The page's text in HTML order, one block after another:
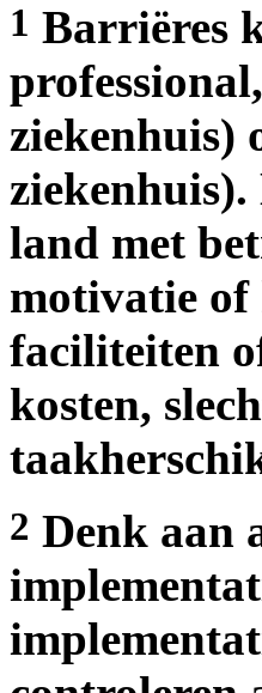
1 Barriëres
ziekenhuis)
land met
motivatie of
faciliteiten
kosten,
2 Denk aan